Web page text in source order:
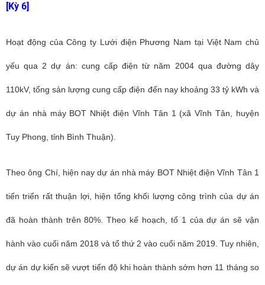
[Kỳ 6]
Hoạt động của Công ty Lưới điện Phương Nam tại Việt Nam chủ
yếu qua 2 dự án: cung cấp điện từ năm 2004 qua đường dây
110kV, tổng sản lượng cung cấp điện đến nay khoảng 33 tỷ kWh và
dự án nhà máy BOT Nhiệt điện Vĩnh Tân 1 (xã Vĩnh Tân, huyện
Tuy Phong, tỉnh Bình Thuận).
Theo ông Chí, hiện nay dự án nhà máy BOT Nhiệt điện Vĩnh Tân 1
tiến triển rất thuận lợi, hiện tổng khối lượng công trình của dự án
đã hoàn thành trên 80%. Theo kế hoạch, tổ 1 của dự án sẽ vận
hành vào cuối năm 2018 và tổ thứ 2 vào cuối năm 2019. Tuy nhiên,
dự án dự kiến sẽ vượt tiến độ khi hoàn thành sớm hơn 11 tháng so